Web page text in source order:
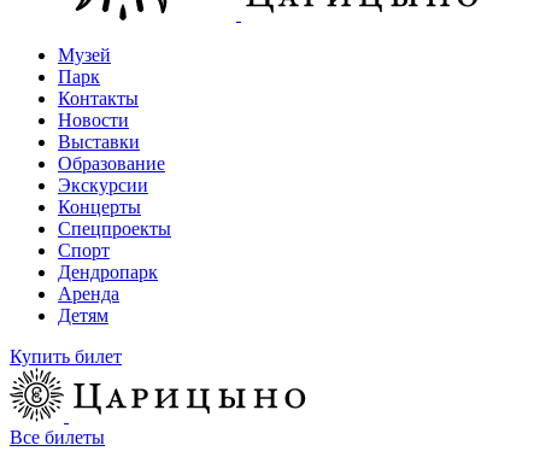
Музей
Парк
Контакты
Новости
Выставки
Образование
Экскурсии
Концерты
Спецпроекты
Спорт
Дендропарк
Аренда
Детям
Купить билет
Все билеты